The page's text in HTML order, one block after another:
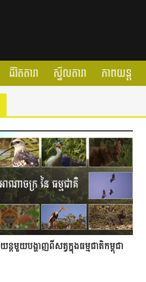
ជីវិតតារា ស្ទីលតារា ភាពយន្ត
ត​​មួយ​បង្ហាញ​ពី​សត្វ​ក្នុង​ធម្មជាតិ​​កម្ពុជា​